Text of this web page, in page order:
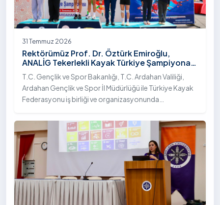
31 Temmuz 2026
Rektörümüz Prof. Dr. Öztürk Emiroğlu,
ANALİG Tekerlekli Kayak Türkiye Şampiyonası
Ödül Töreni’ne Katıldı
T.C. Gençlik ve Spor Bakanlığı, T.C. Ardahan Valiliği,
Ardahan Gençlik ve Spor İl Müdürlüğü ile Türkiye Kayak
Federasyonu iş birliği ve organizasyonunda
Sezonu Tekerlekli Kayak Türkiye Şampiyonası, 30-31
Temmuz 2026 tarihlerinde Ardahan Üniversitesi Yenisey
Yerleşkesi ev sahipliğinde tamamlandı.